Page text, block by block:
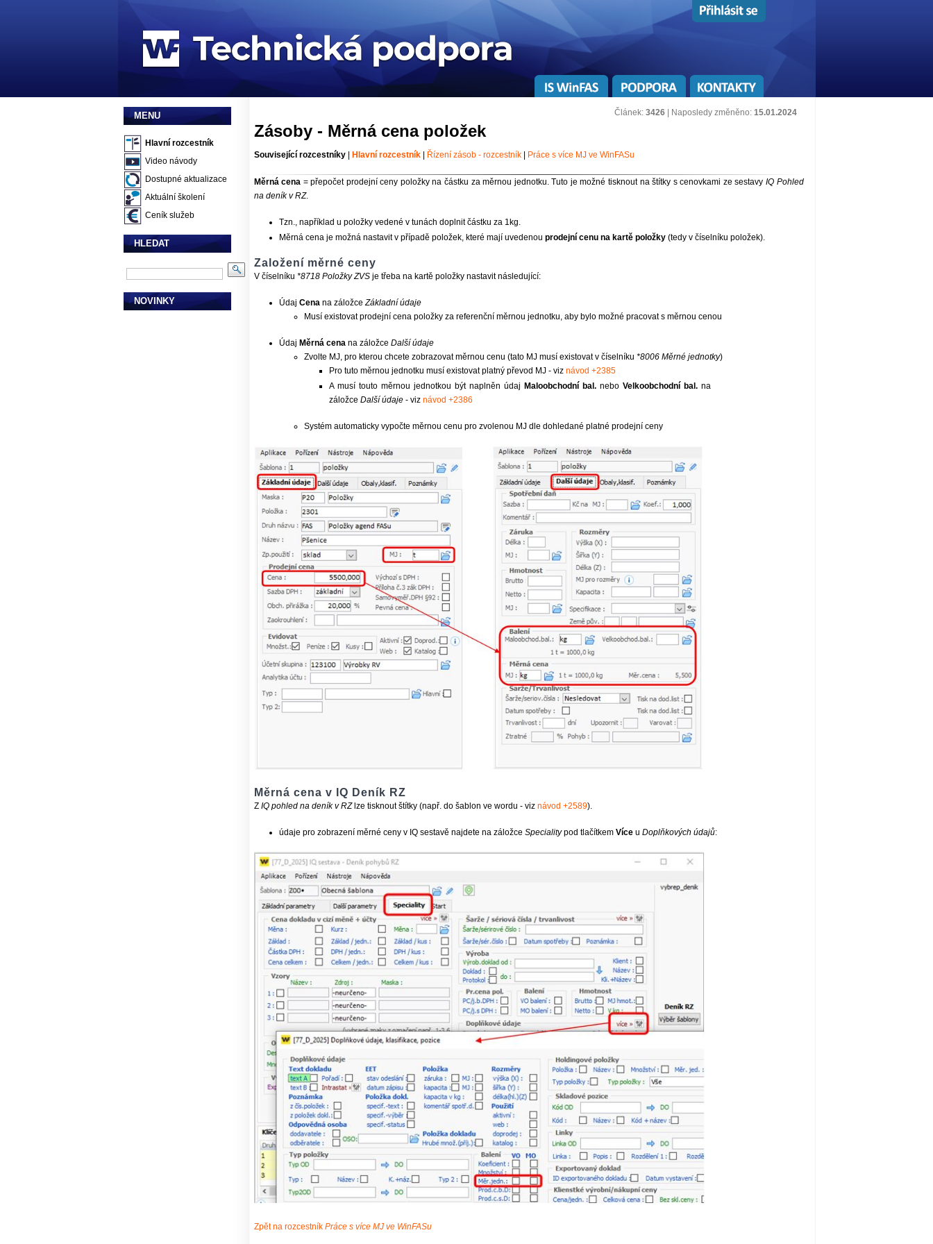
MENU
Hlavní rozcestník
Video návody
Dostupné aktualizace
Aktuální školení
Ceník služeb
HLEDAT
NOVINKY
Článek: 3426| Naposledy změněno: 15.01.2024
Zásoby - Měrná cena položek
Související rozcestníky| Hlavní rozcestník Řízení zásob - rozcestník Práce s více MJ ve WinFASu
Měrná cena = přepočet prodejní ceny položky na částku za měrnou jednotku. Tuto je možné tisknout na štítky s cenovkami ze sestavy IQ Pohled
na deník v RZ.
Tzn., například u položky vedené v tunách doplnit částku za 1kg.
Měrná cena je možná nastavit v případě položek, které mají uvedenou prodejní cenu na kartě položky(tedy v číselníku položek).
Založení měrné ceny
V číselníku *8718 Položky ZVSje třeba na kartě položky nastavit následující:
Údaj Cenana záložceZákladní údaje
Musí existovat prodejní cena položky za referenční měrnou jednotku, aby bylo možné pracovat s měrnou cenou
Údaj Měrná cena na záložce Další údaje
Zvolte MJ, pro kterou chcete zobrazovat měrnou cenu (tato MJ musí existovat v číselníku *8006 Měrné jednotky)
Pro tuto měrnou jednotku musí existovat platný převod MJ - viz návod +2385
A musí touto měrnou jednotkou být naplněn údaj Maloobchodní bal.nebo Velkoobchodní bal.na
záložce Další údaje- viz návod +2386
Systém automaticky vypočte měrnou cenu pro zvolenou MJ dle dohledané platné prodejní ceny
Měrná cena v IQ Deník RZ
Z IQ pohled na deník v RZlze tisknout štítky (např. do šablon ve wordu - viz návod +2589).
údaje pro zobrazení měrné ceny v IQ sestavě najdete na záložce Specialitypod tlačítkem Víceu Doplňkových údajů:
Zpět na rozcestník Práce s více MJ ve WinFASu